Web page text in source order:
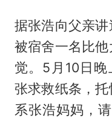
据张浩向父亲
被宿舍一名比
觉。5月10日
张求救纸条，
系张浩妈妈，